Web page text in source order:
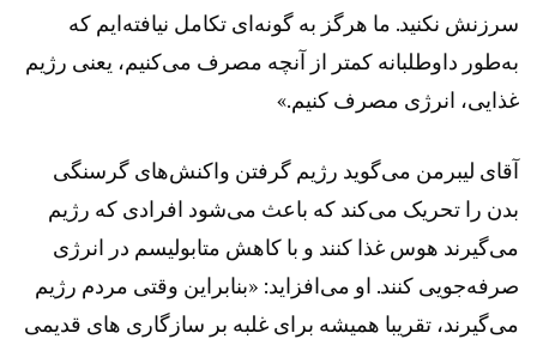
سرزنش نکنید. ما هرگز به گونه‌ای تکامل نیافته‌ایم که
به‌طور داوطلبانه کمتر از آنچه مصرف می‌کنیم، یعنی رژیم
غذایی، انرژی مصرف کنیم.»
آقای لیبرمن می‌گوید رژیم گرفتن واکنش‌های گرسنگی
بدن را تحریک می‌کند که باعث می‌شود افرادی که رژیم
می‌گیرند هوس غذا کنند و با کاهش متابولیسم در انرژی
صرفه‌جویی کنند. او می‌افزاید: «بنابراین وقتی مردم رژیم
می‌گیرند، تقریبا همیشه برای غلبه بر سازگاری های قدیمی